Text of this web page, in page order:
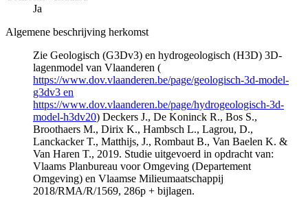
Ja
Algemene beschrijving herkomst
Zie Geologisch (G3Dv3) en hydrogeologisch (H3D) 3D-
lagenmodel van Vlaanderen (
https://www.dov.vlaanderen.be/page/geologisch-3d-model-
g3dv3 en
https://www.dov.vlaanderen.be/page/hydrogeologisch-3d-
model-h3dv20) Deckers J., De Koninck R., Bos S.,
Broothaers M., Dirix K., Hambsch L., Lagrou, D.,
Lanckacker T., Matthijs, J., Rombaut B., Van Baelen K. &
Van Haren T., 2019. Studie uitgevoerd in opdracht van:
Vlaams Planbureau voor Omgeving (Departement
Omgeving) en Vlaamse Milieumaatschappij
2018/RMA/R/1569, 286p + bijlagen.